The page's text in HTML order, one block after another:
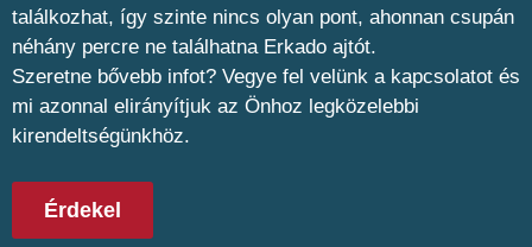
találkozhat, így szinte nincs olyan pont, ahonnan csupán
néhány percre ne találhatna Erkado ajtót.
Szeretne bővebb infot? Vegye fel velünk a kapcsolatot és
mi azonnal elirányítjuk az Önhoz legközelebbi
kirendeltségünkhöz.
Érdekel